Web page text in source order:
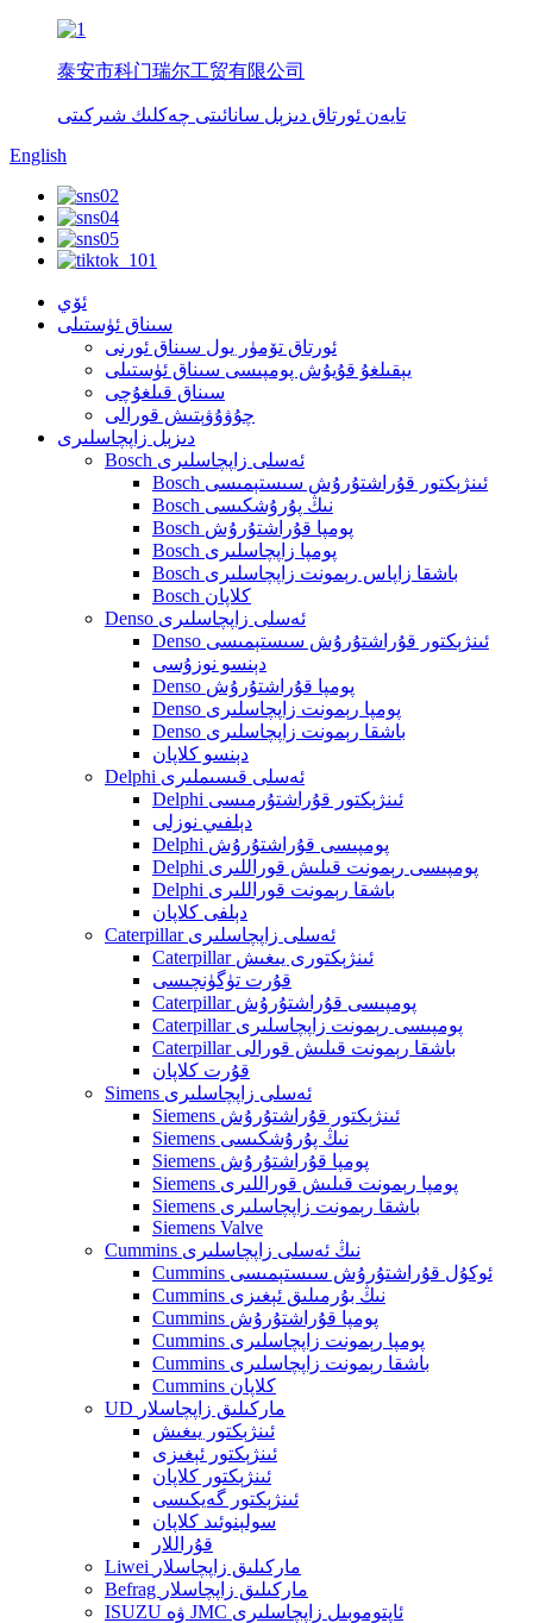
泰安市科门瑞尔工贸有限公司
تايەن ئورتاق دىزېل سانائىتى چەكلىك شىركىتى
English
ئۆي
سىناق ئۈستىلى
ئورتاق تۆمۈر يول سىناق ئورنى
يېقىلغۇ قۇيۇش پومپىسى سىناق ئۈستىلى
سىناق قىلغۇچى
چۇۋۇۋېتىش قورالى
دىزېل زاپچاسلىرى
Bosch ئەسلى زاپچاسلىرى
Bosch ئىنژېكتور قۇراشتۇرۇش سىستېمىسى
Bosch نىڭ پۇرۇشكىسى
Bosch پومپا قۇراشتۇرۇش
Bosch پومپا زاپچاسلىرى
Bosch باشقا زاپاس رېمونت زاپچاسلىرى
Bosch كلاپان
Denso ئەسلى زاپچاسلىرى
Denso ئىنژېكتور قۇراشتۇرۇش سىستېمىسى
دېنسو نوزۇسى
Denso پومپا قۇراشتۇرۇش
Denso پومپا رېمونت زاپچاسلىرى
Denso باشقا رېمونت زاپچاسلىرى
دېنسو كلاپان
Delphi ئەسلى قىسىملىرى
Delphi ئىنژېكتور قۇراشتۇرمىسى
دېلفىي نوزلى
Delphi پومپىسى قۇراشتۇرۇش
Delphi پومپىسى رېمونت قىلىش قوراللىرى
Delphi باشقا رېمونت قوراللىرى
دېلفى كلاپان
Caterpillar ئەسلى زاپچاسلىرى
Caterpillar ئىنژېكتورى يىغىش
قۇرت تۈگۈنچىسى
Caterpillar پومپىسى قۇراشتۇرۇش
Caterpillar پومپىسى رېمونت زاپچاسلىرى
Caterpillar باشقا رېمونت قىلىش قورالى
قۇرت كلاپان
Simens ئەسلى زاپچاسلىرى
Siemens ئىنژېكتور قۇراشتۇرۇش
Siemens نىڭ پۇرۇشكىسى
Siemens پومپا قۇراشتۇرۇش
Siemens پومپا رېمونت قىلىش قوراللىرى
Siemens باشقا رېمونت زاپچاسلىرى
Siemens Valve
Cummins نىڭ ئەسلى زاپچاسلىرى
Cummins ئوكۇل قۇراشتۇرۇش سىستېمىسى
Cummins نىڭ بۇرمىلىق ئېغىزى
Cummins پومپا قۇراشتۇرۇش
Cummins پومپا رېمونت زاپچاسلىرى
Cummins باشقا رېمونت زاپچاسلىرى
Cummins كلاپان
UD ماركىلىق زاپچاسلار
ئىنژېكتور يىغىش
ئىنژېكتور ئېغىزى
ئىنژېكتور كلاپان
ئىنژېكتور گەيكىسى
سولېنوئىد كلاپان
قۇراللار
Liwei ماركىلىق زاپچاسلار
Befrag ماركىلىق زاپچاسلار
ISUZU ۋە JMC ئاپتوموبىل زاپچاسلىرى